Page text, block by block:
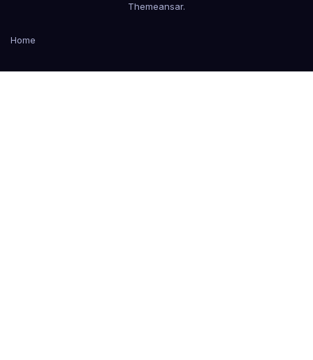
Themeansar.
Home